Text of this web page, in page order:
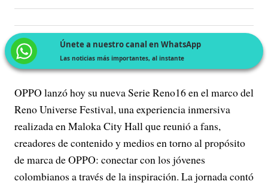
Únete a nuestro canal en WhatsApp
Las noticias más importantes, al instante
OPPO lanzó hoy su nueva Serie Reno16 en el marco del
Reno Universe Festival, una experiencia inmersiva
realizada en Maloka City Hall que reunió a fans,
creadores de contenido y medios en torno al propósito
de marca de OPPO: conectar con los jóvenes
colombianos a través de la inspiración. La jornada contó